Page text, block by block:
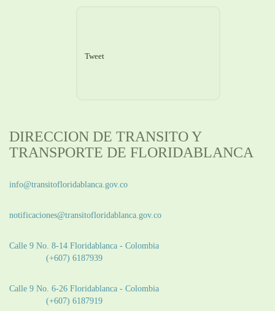
Tweet
DIRECCION DE TRANSITO Y
TRANSPORTE DE FLORIDABLANCA
info@transitofloridablanca.gov.co
notificaciones@transitofloridablanca.gov.co
Calle 9 No. 8-14 Floridablanca - Colombia
(+607) 6187939
Calle 9 No. 6-26 Floridablanca - Colombia
(+607) 6187919